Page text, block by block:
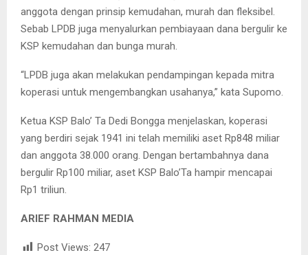
anggota dengan prinsip kemudahan, murah dan fleksibel.
Sebab LPDB juga menyalurkan pembiayaan dana bergulir ke
KSP kemudahan dan bunga murah.
“LPDB juga akan melakukan pendampingan kepada mitra
koperasi untuk mengembangkan usahanya,” kata Supomo.
Ketua KSP Balo’ Ta Dedi Bongga menjelaskan, koperasi
yang berdiri sejak 1941 ini telah memiliki aset Rp848 miliar
dan anggota 38.000 orang. Dengan bertambahnya dana
bergulir Rp100 miliar, aset KSP Balo’Ta hampir mencapai
Rp1 triliun.
ARIEF RAHMAN MEDIA
Post Views: 247